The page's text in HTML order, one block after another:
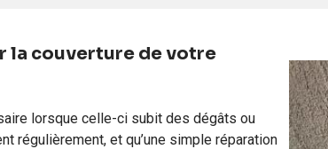
la couverture de votre
lorsque celle-ci subit des dégâts ou
régulièrement, et qu’une simple réparation